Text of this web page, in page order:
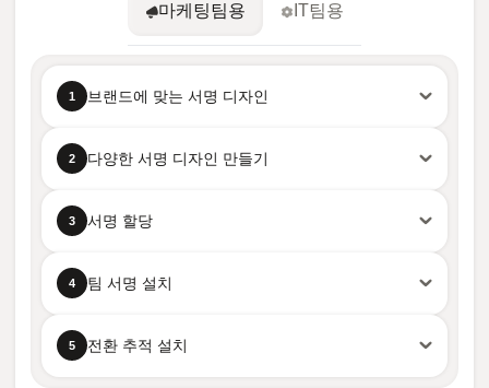
마케팅팀용 IT팀용
1 브랜드에 맞는 서명 디자인
2 다양한 서명 디자인 만들기
3 서명 할당
4 팀 서명 설치
5 전환 추적 설치